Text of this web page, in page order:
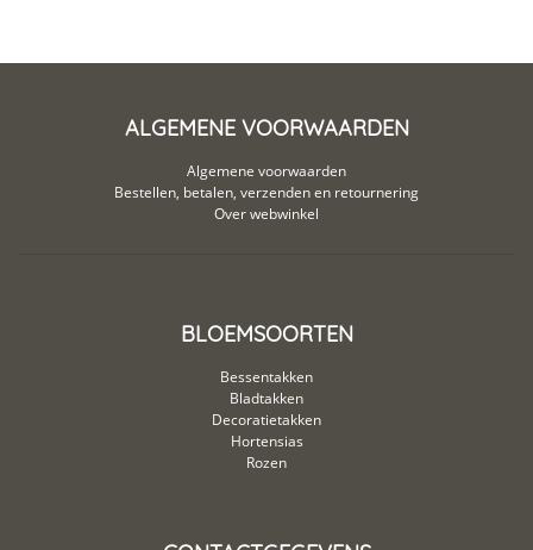
ALGEMENE VOORWAARDEN
Algemene voorwaarden
Bestellen, betalen, verzenden en retournering
Over webwinkel
BLOEMSOORTEN
Bessentakken
Bladtakken
Decoratietakken
Hortensias
Rozen